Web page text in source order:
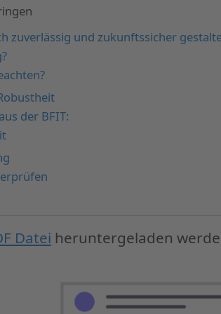
zuverlässig und zukunftssicher
der BFIT:
Datei heruntergeladen